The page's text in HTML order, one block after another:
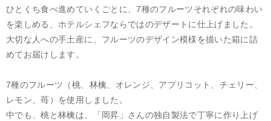
ひとくち食べ進めていくごとに、7種のフルーツそれぞれの味わい
を楽しめる、ホテルシェフならではのデザートに仕上げました。
大切な人への手土産に、フルーツのデザイン模様を描いた箱に詰
めてお届けします。
7種のフルーツ（桃、林檎、オレンジ、アプリコット、チェリー、
レモン、苺）を使用しました。
中でも、桃と林檎は、「岡昇」さんの独自製法で丁寧に作り上げ